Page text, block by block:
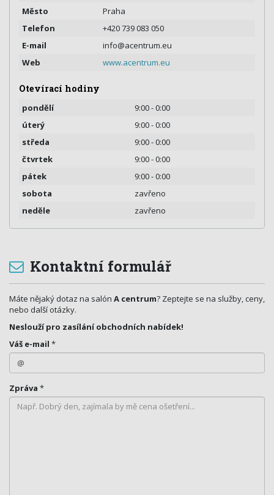
Město
Praha
Telefon
+420 739 083 050
E-mail
info@acentrum.eu
Web
www.acentrum.eu
Otevírací hodiny
pondělí
9:00 - 0:00
úterý
9:00 - 0:00
středa
9:00 - 0:00
čtvrtek
9:00 - 0:00
pátek
9:00 - 0:00
sobota
zavřeno
neděle
zavřeno
Kontaktní formulář
Máte nějaký dotaz na salón A centrum? Zeptejte se na služby, ceny,
nebo další otázky.
Neslouží pro zasílání obchodních nabídek!
Váš e-mail *
Zpráva *